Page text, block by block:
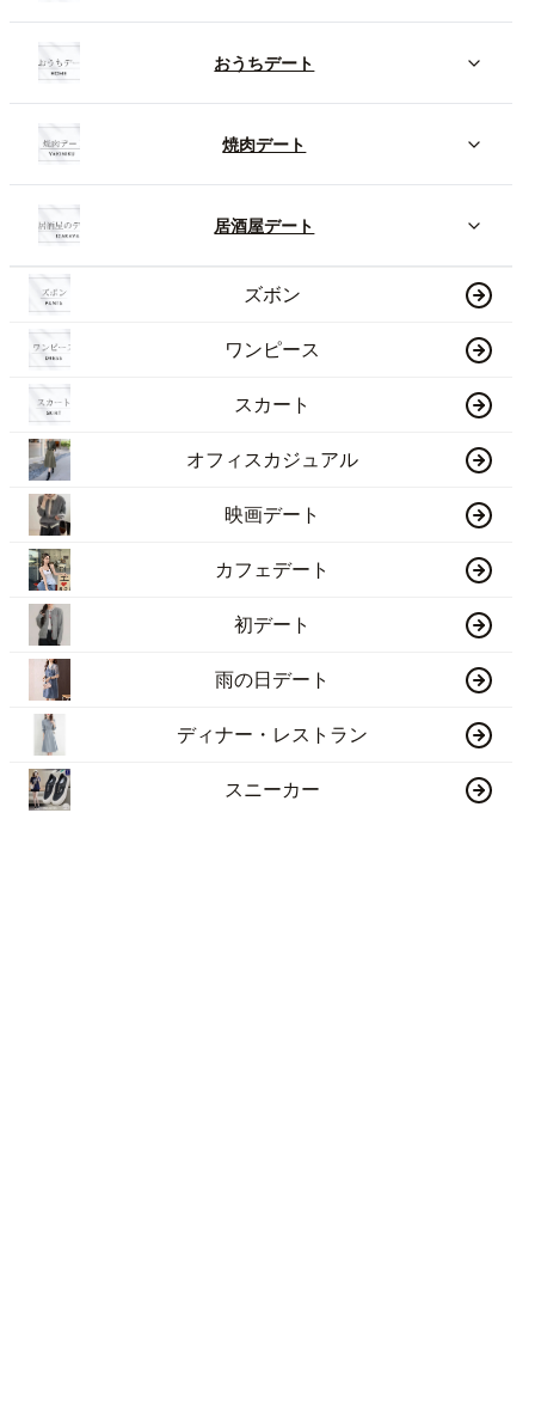
おうちデート
焼肉デート
居酒屋デート
ズボン
ワンピース
スカート
オフィスカジュアル
映画デート
カフェデート
初デート
雨の日デート
ディナー・レストラン
スニーカー